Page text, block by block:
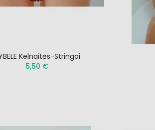
Kelnaitės-Stringai
5,50 €